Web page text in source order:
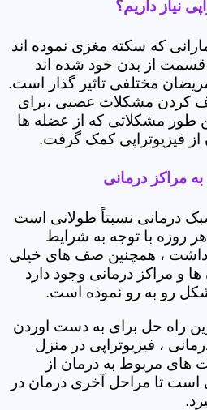
نیاز داریم؟
که سکته مغزی نموده اند
از بدن خود شده اند
مختلفی تاثیر گذار است.
کردن مشکلات عصبی ،برای
طور مشکلاتی که از عضله ها
فیزیوتراپی کمک گرفت.
مراکز درمانی
درمانی نسبتاً طولانی است
روزه با توجه به شرایط
، همچنین صف های خیلی
و مراکز درمانی وجود دارد
رو به رو نموده است.
راه حل برای به دست اوردن
، فیزیوتراپی در منزل
های مربوط به درمان از
است تا مراحل آخری درمان در